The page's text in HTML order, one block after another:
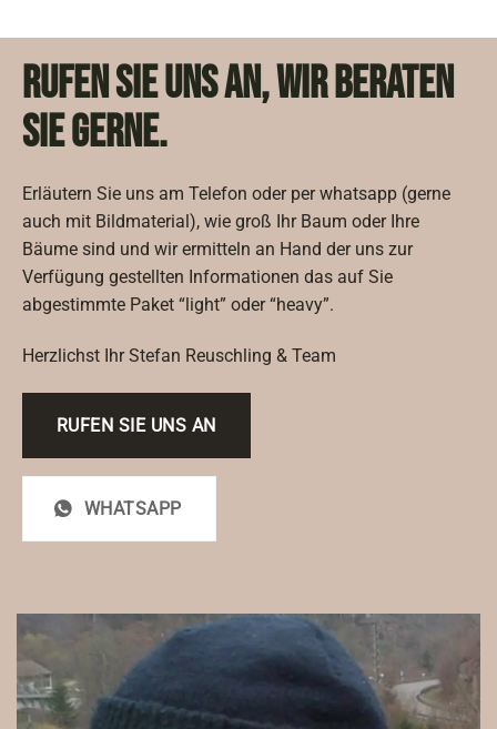
Rufen Sie uns an, wir beraten
Sie gerne.
Erläutern Sie uns am Telefon oder per whatsapp (gerne
auch mit Bildmaterial), wie groß Ihr Baum oder Ihre
Bäume sind und wir ermitteln an Hand der uns zur
Verfügung gestellten Informationen das auf Sie
abgestimmte Paket “light” oder “heavy”.
Herzlichst Ihr Stefan Reuschling & Team
RUFEN SIE UNS AN
WHATSAPP